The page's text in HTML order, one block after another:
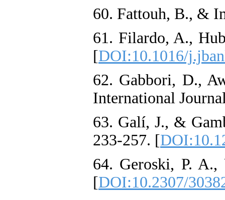
60. Fattouh, B., &
61. Filardo, A.,
[DOI:10.1016/
62. Gabbori, D.,
International
63. Galí, J., &
233-257. [
64. Geroski, P.
[DOI:10.2307/